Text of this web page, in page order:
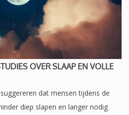
OVER SLAAP EN VOLLE
dat mensen tijdens de
diep slapen en langer nodig